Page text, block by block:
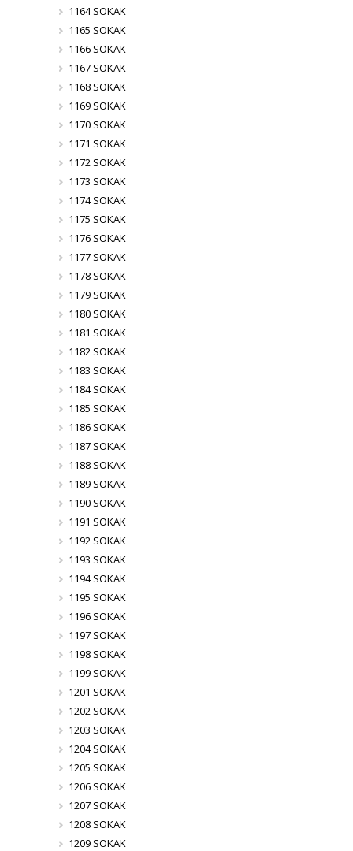
1164 SOKAK
1165 SOKAK
1166 SOKAK
1167 SOKAK
1168 SOKAK
1169 SOKAK
1170 SOKAK
1171 SOKAK
1172 SOKAK
1173 SOKAK
1174 SOKAK
1175 SOKAK
1176 SOKAK
1177 SOKAK
1178 SOKAK
1179 SOKAK
1180 SOKAK
1181 SOKAK
1182 SOKAK
1183 SOKAK
1184 SOKAK
1185 SOKAK
1186 SOKAK
1187 SOKAK
1188 SOKAK
1189 SOKAK
1190 SOKAK
1191 SOKAK
1192 SOKAK
1193 SOKAK
1194 SOKAK
1195 SOKAK
1196 SOKAK
1197 SOKAK
1198 SOKAK
1199 SOKAK
1201 SOKAK
1202 SOKAK
1203 SOKAK
1204 SOKAK
1205 SOKAK
1206 SOKAK
1207 SOKAK
1208 SOKAK
1209 SOKAK